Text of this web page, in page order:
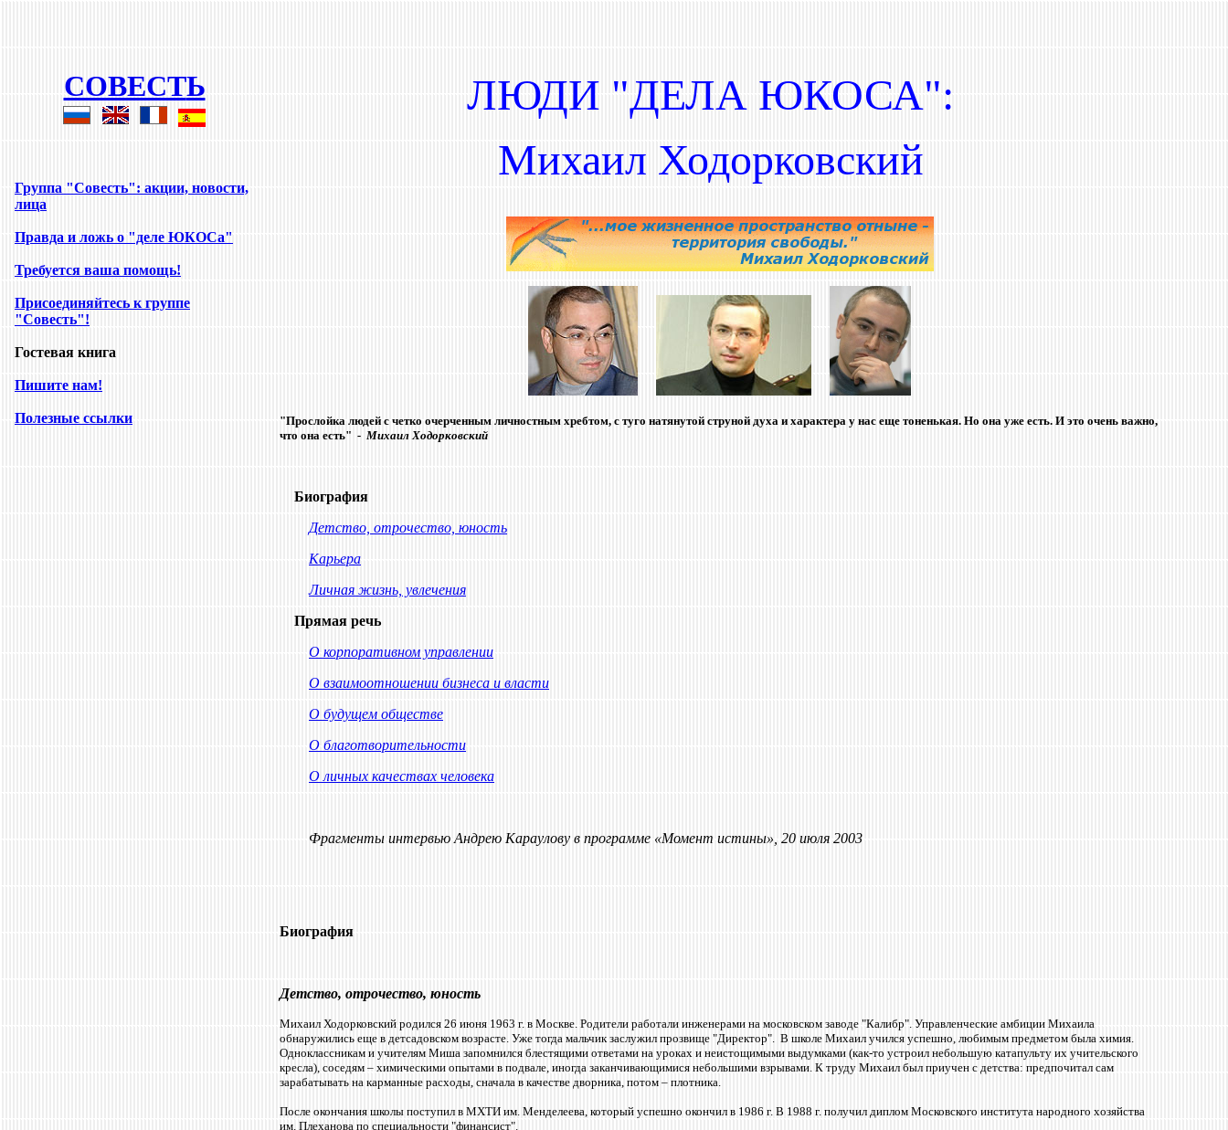
COBECTЬ
Группа "Совесть": акции, новости,
лица
Правда и ложь о "деле ЮКОСа"
Требуется ваша помощь!
Присоединяйтесь к группе
"Совесть"!
Гостевая книга
Пишите нам!
Полезные ссылки
ЛЮДИ "ДЕЛА ЮКОСА":
Михаил Ходорковский
"Прослойка людей с четко очерченным личностным хребтом, с туго натянутой струной духа и характера у нас еще тоненькая. Но она уже есть. И это очень важно,
что она есть" - Михаил Ходорковский
Биография
Детство, отрочество, юность
Карьера
Личная жизнь, увлечения
Прямая речь
О корпоративном управлении
О взаимоотношении бизнеса и власти
О будущем обществе
О благотворительности
О личных качествах человека
Фрагменты интервью Андрею Караулову в программе «Момент истины», 20 июля 2003
Биография
Детство, отрочество, юность
Михаил Ходорковский родился 26 июня 1963 г. в Москве. Родители работали инженерами на московском заводе "Калибр". Управленческие амбиции Михаила
обнаружились еще в детсадовском возрасте. Уже тогда мальчик заслужил прозвище "Директор". В школе Михаил учился успешно, любимым предметом была химия.
Одноклассникам и учителям Миша запомнился блестящими ответами на уроках и неистощимыми выдумками (как-то устроил небольшую катапульту их учительского
кресла), соседям – химическими опытами в подвале, иногда заканчивающимися небольшими взрывами. К труду Михаил был приучен с детства: предпочитал сам
зарабатывать на карманные расходы, сначала в качестве дворника, потом – плотника.
После окончания школы поступил в МХТИ им. Менделеева, который успешно окончил в 1986 г. В 1988 г. получил диплом Московского института народного хозяйства
им. Плеханова по специальности "финансист".